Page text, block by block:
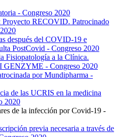
- Congreso 2020
Proyecto RECOVID. Patrocinado
después del COVID-19 e
PostCovid - Congreso 2020
Fisiopatología a la Clínica.
GENZYME - Congreso 2020
por Mundipharma -
de las UCRIS en la medicina
2020
de la infección por Covid-19 -
previa necesaria a través de